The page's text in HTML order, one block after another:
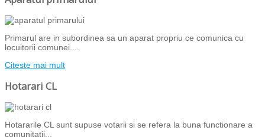
Primarul are in subordinea sa un aparat propriu ce comunica cu
locuitorii comunei....
Citeste mai mult
Hotarari CL
Hotararile CL sunt supuse votarii si se refera la buna functionare a
comunitatii...